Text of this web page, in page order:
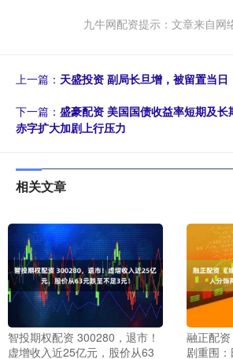
九牛网配资提示：文章来自网
上一篇： 天盛投资 副局长旦增，被留置当日
下一篇： 盛豪配资 美国国债收益率短期及
赤字扩大加剧上行压力
相关文章
智投期权配资 300280，退市！
虚增收入近25亿元，股价从63
融正配
剧重围